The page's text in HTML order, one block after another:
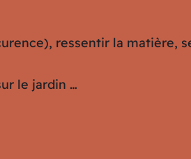
ressentir la
le jardin …